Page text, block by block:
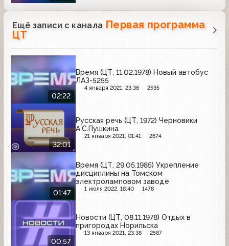
Ещё записи с канала Первая программа
ЦТ
02:22
Время (ЦТ, 11.02.1978) Новый автобус
ЛАЗ-5255
4 января 2021, 23:36 2535
32:01
Русская речь (ЦТ, 1972) Черновики
А.С.Пушкина
21 января 2021, 01:41 2674
01:47
Время (ЦТ, 29.05.1985) Укрепление
дисциплины на Томском
электроламповом заводе
1 июля 2022, 18:40 1478
00:57
Новости (ЦТ, 08.11.1978) Отдых в
пригородах Норильска
13 января 2021, 23:38 2587